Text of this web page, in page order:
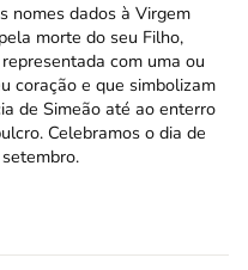
nomes dados à Virgem
morte do seu Filho,
com uma ou
coração e que simbolizam
de Simeão até ao enterro
Celebramos o dia de